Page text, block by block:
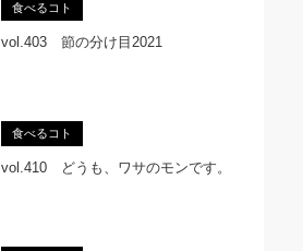
食べるコト
vol.403 節の分け目2021
食べるコト
vol.410 どうも、ワサのモンです。